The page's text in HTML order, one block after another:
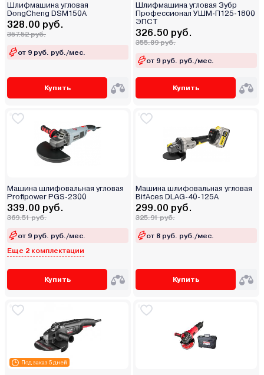
Шлифмашина угловая
DongCheng DSM150A
328.00 руб.
357.52 руб.
от 9 руб. руб./мес.
Купить
Шлифмашина угловая Зубр
Профессионал УШМ-П125-1800
ЭПСТ
326.50 руб.
355.89 руб.
от 9 руб. руб./мес.
Купить
Машина шлифовальная угловая
Profipower PGS-2300
339.00 руб.
369.51 руб.
от 9 руб. руб./мес.
Еще 2 комплектации
Купить
Машина шлифовальная угловая
BifAces DLAG-40-125A
299.00 руб.
325.91 руб.
от 8 руб. руб./мес.
Купить
Под заказ 5 дней